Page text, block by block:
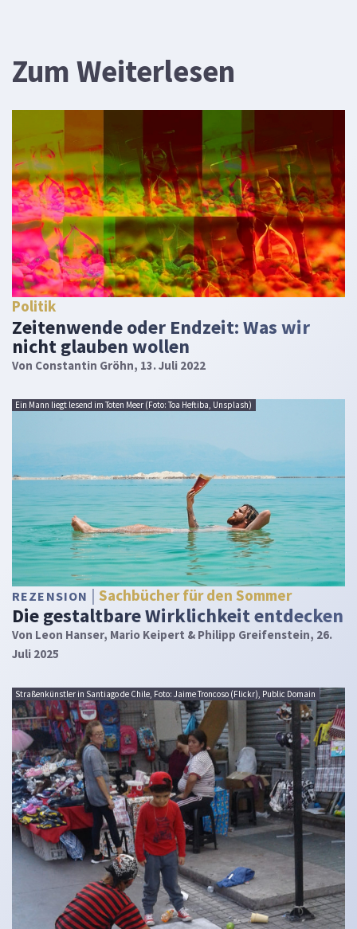
Zum Weiterlesen
Politik
Zeitenwende oder Endzeit: Was wir
nicht glauben wollen
Von Constantin Gröhn, 13. Juli 2022
Ein Mann liegt lesend im Toten Meer (Foto: Toa Heftiba, Unsplash)
REZENSION Sachbücher für den Sommer
Die gestaltbare Wirklichkeit entdecken
Von Leon Hanser, Mario Keipert & Philipp Greifenstein, 26.
Juli 2025
Straßenkünstler in Santiago de Chile, Foto: Jaime Troncoso (Flickr), Public Domain